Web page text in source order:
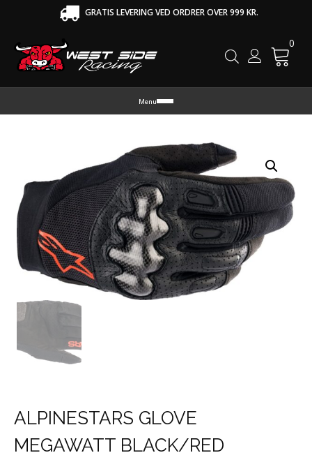
GRATIS LEVERING VED ORDRER OVER 999 KR.
0
Menu
ALPINESTARS GLOVE
MEGAWATT BLACK/RED